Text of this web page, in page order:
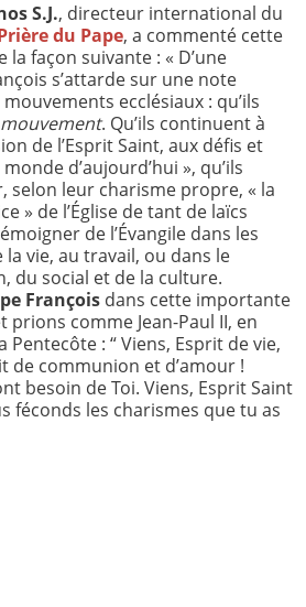
S.J., directeur international du
du Pape, a commenté cette
façon suivante : « D’une
s’attarde sur une note
ecclésiaux : qu’ils
. Qu’ils continuent à
de l’Esprit Saint, aux défis et
d’aujourd’hui », qu’ils
selon leur charisme propre, « la
» de l’Église de tant de laïcs
de l’Évangile dans les
vie, au travail, ou dans le
du social et de la culture.
François dans cette importante
comme Jean-Paul II, en
: “ Viens, Esprit de vie,
de communion et d’amour !
besoin de Toi. Viens, Esprit Saint
féconds les charismes que tu as